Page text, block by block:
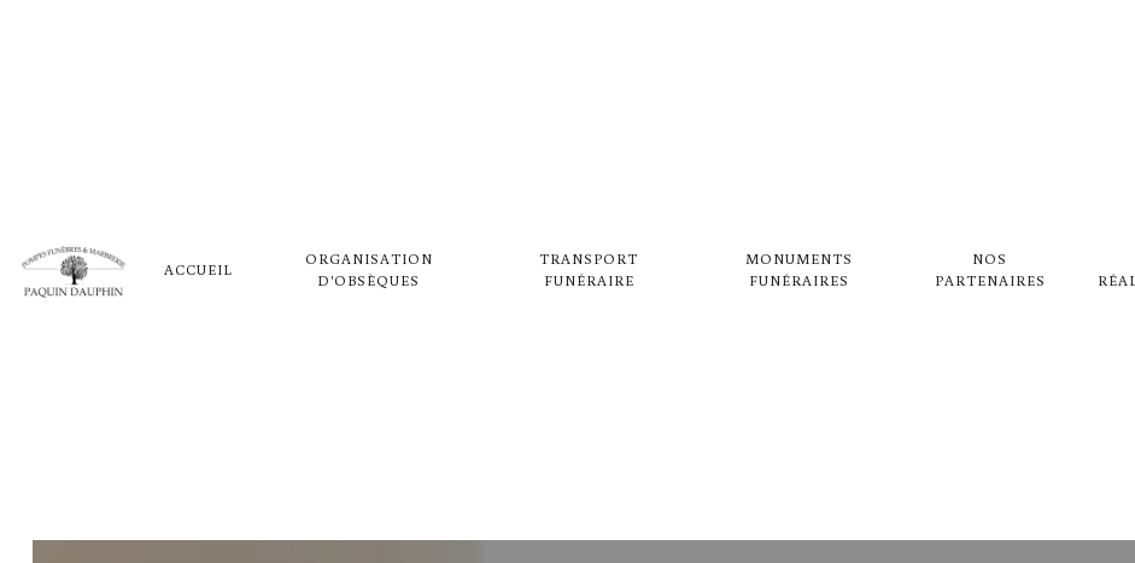
ACCUEIL
ORGANISATION
D'OBSÈQUES
TRANSPORT
FUNÉRAIRE
MONUMENTS
FUNÉRAIRES
NOS
PARTENAIRES
GRANDE